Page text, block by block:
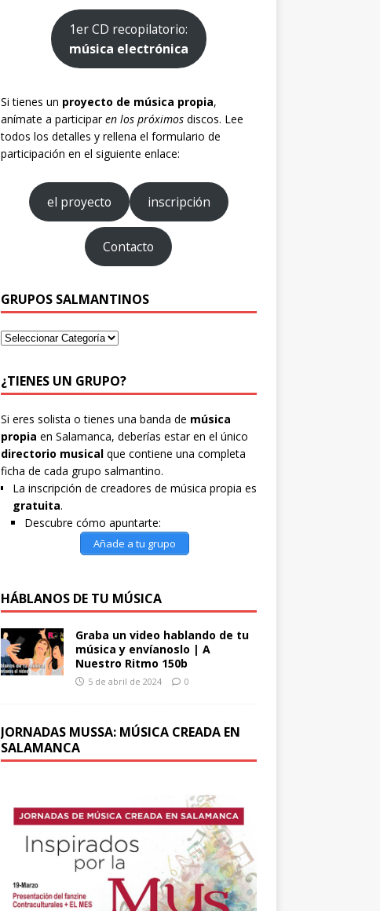
1er CD recopilatorio:
música electrónica
Si tienes un proyecto de música propia,
anímate a participaren los próximosdiscos. Lee
todos los detalles y rellena el formulario de
participación en el siguiente enlace:
el proyecto inscripción
Contacto
GRUPOS SALMANTINOS
¿TIENES UN GRUPO?
Si eres solista o tienes una banda de música
propia en Salamanca, deberías estar en el único
directorio musicalque contiene una completa
ficha de cada grupo salmantino.
La inscripción de creadores de música propia es
gratuita.
Descubre cómo apuntarte:
Añade a tu grupo
HÁBLANOS DE TU MÚSICA
Graba un video hablando de tu
música y envíanoslo | A
Nuestro Ritmo 150b
5 de abril de 2024 0
JORNADAS MUSSA: MÚSICA CREADA EN
SALAMANCA